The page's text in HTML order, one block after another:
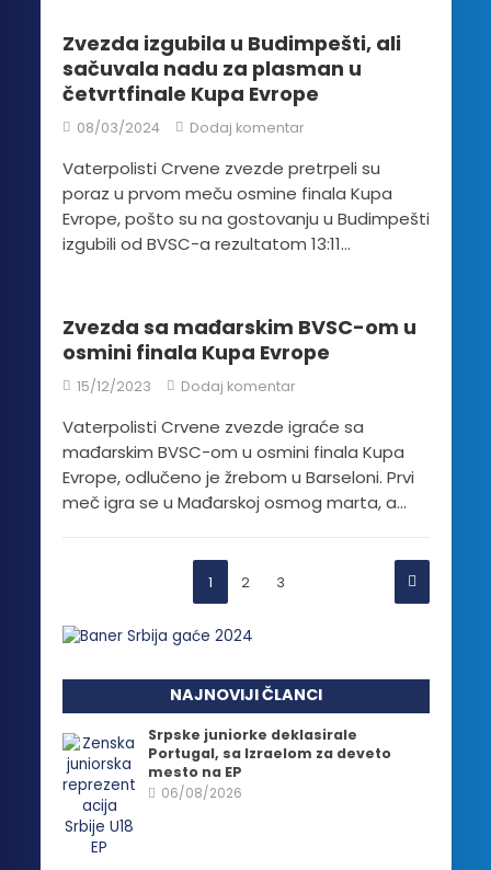
Zvezda izgubila u Budimpešti, ali
sačuvala nadu za plasman u
četvrtfinale Kupa Evrope
08/03/2024 Dodaj komentar
Vaterpolisti Crvene zvezde pretrpeli su
poraz u prvom meču osmine finala Kupa
Evrope, pošto su na gostovanju u Budimpešti
izgubili od BVSC-a rezultatom 13:11...
Zvezda sa mađarskim BVSC-om u
osmini finala Kupa Evrope
15/12/2023 Dodaj komentar
Vaterpolisti Crvene zvezde igraće sa
mađarskim BVSC-om u osmini finala Kupa
Evrope, odlučeno je žrebom u Barseloni. Prvi
meč igra se u Mađarskoj osmog marta, a...
1 2 3
NAJNOVIJI ČLANCI
Srpske juniorke deklasirale
Portugal, sa Izraelom za deveto
mesto na EP
06/08/2026